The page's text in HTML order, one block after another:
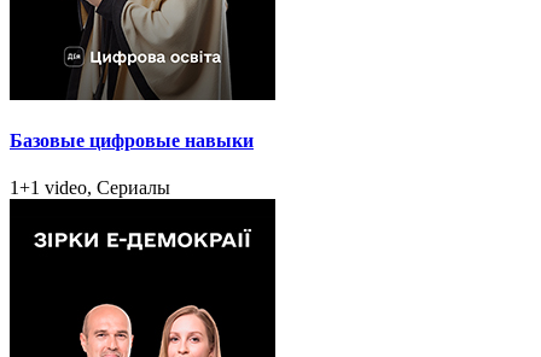
Базовые цифровые навыки
1+1 video, Сериалы